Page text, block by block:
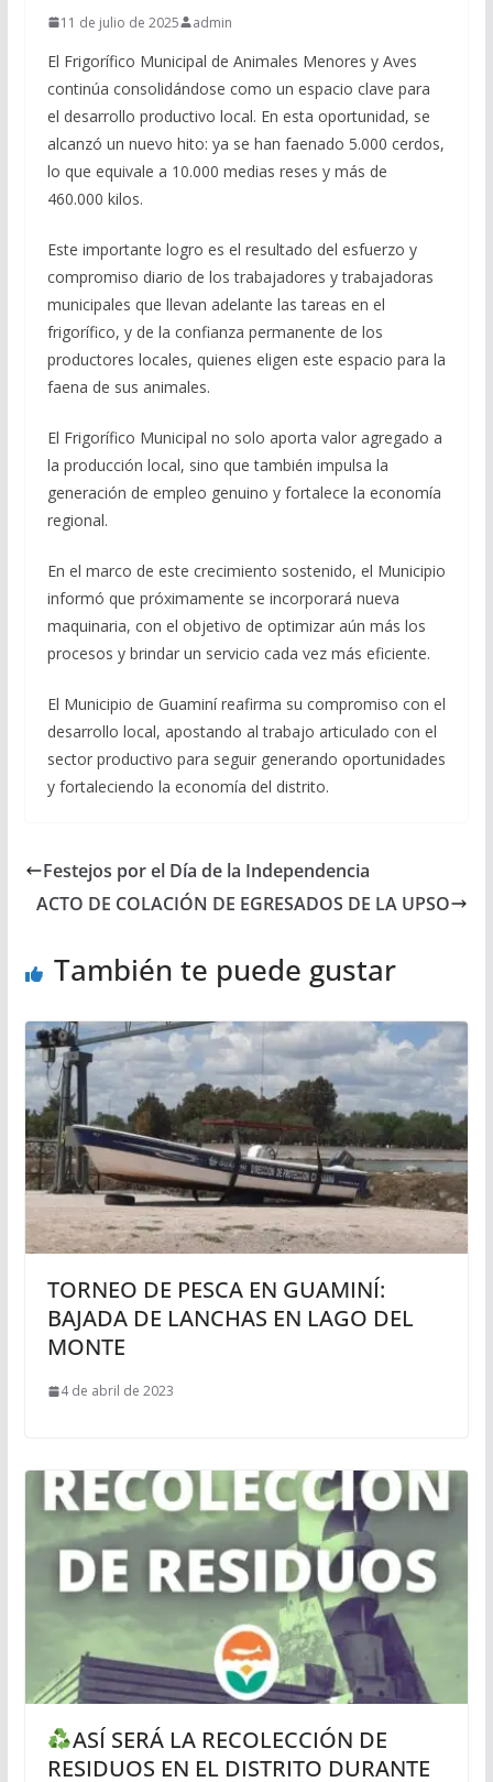
11 de julio de 2025 admin
El Frigorífico Municipal de Animales Menores y Aves
continúa consolidándose como un espacio clave para
el desarrollo productivo local. En esta oportunidad, se
alcanzó un nuevo hito: ya se han faenado 5.000 cerdos,
lo que equivale a 10.000 medias reses y más de
460.000 kilos.
Este importante logro es el resultado del esfuerzo y
compromiso diario de los trabajadores y trabajadoras
municipales que llevan adelante las tareas en el
frigorífico, y de la confianza permanente de los
productores locales, quienes eligen este espacio para la
faena de sus animales.
El Frigorífico Municipal no solo aporta valor agregado a
la producción local, sino que también impulsa la
generación de empleo genuino y fortalece la economía
regional.
En el marco de este crecimiento sostenido, el Municipio
informó que próximamente se incorporará nueva
maquinaria, con el objetivo de optimizar aún más los
procesos y brindar un servicio cada vez más eficiente.
El Municipio de Guaminí reafirma su compromiso con el
desarrollo local, apostando al trabajo articulado con el
sector productivo para seguir generando oportunidades
y fortaleciendo la economía del distrito.
Festejos por el Día de la Independencia
ACTO DE COLACIÓN DE EGRESADOS DE LA UPSO
También te puede gustar
TORNEO DE PESCA EN GUAMINÍ:
BAJADA DE LANCHAS EN LAGO DEL
MONTE
4 de abril de 2023
ASÍ SERÁ LA RECOLECCIÓN DE
RESIDUOS EN EL DISTRITO DURANTE